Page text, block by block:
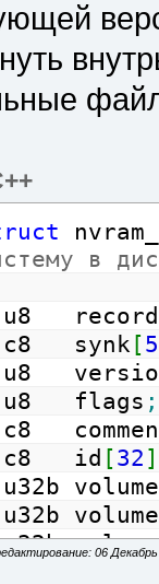
в
synk [5
flags ;
id [32 ]
06